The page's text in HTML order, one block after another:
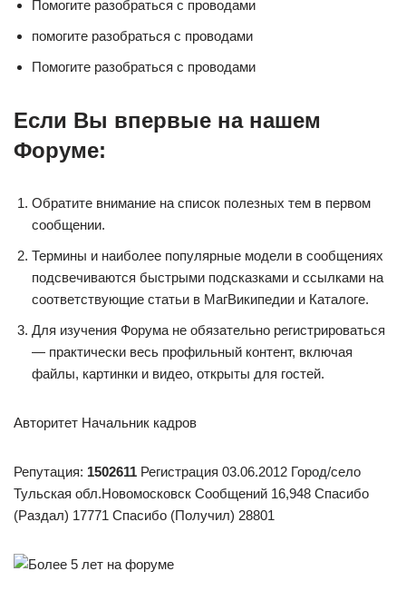
Помогите разобраться с проводами
помогите разобраться с проводами
Помогите разобраться с проводами
Если Вы впервые на нашем
Форуме:
Обратите внимание на список полезных тем в первом
сообщении.
Термины и наиболее популярные модели в сообщениях
подсвечиваются быстрыми подсказками и ссылками на
соответствующие статьи в МагВикипедии и Каталоге.
Для изучения Форума не обязательно регистрироваться
— практически весь профильный контент, включая
файлы, картинки и видео, открыты для гостей.
Авторитет Начальник кадров
Репутация: 1502611 Регистрация 03.06.2012 Город/село
Тульская обл.Новомосковск Сообщений 16,948 Спасибо
(Раздал) 17771 Спасибо (Получил) 28801